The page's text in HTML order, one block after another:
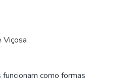
Viçosa
como formas